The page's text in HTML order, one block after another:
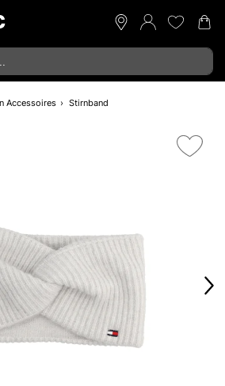
Accessoires Stirnband